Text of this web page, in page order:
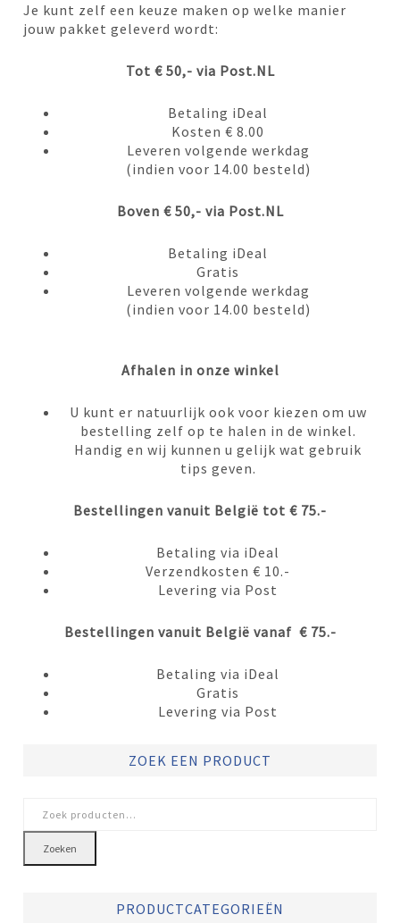
Je kunt zelf een keuze maken op welke manier
jouw pakket geleverd wordt:
Tot € 50,- via Post.NL
Betaling iDeal
Kosten € 8.00
Leveren volgende werkdag
(indien voor 14.00 besteld)
Boven € 50,- via Post.NL
Betaling iDeal
Gratis
Leveren volgende werkdag
(indien voor 14.00 besteld)
Afhalen in onze winkel
U kunt er natuurlijk ook voor kiezen om uw
bestelling zelf op te halen in de winkel.
Handig en wij kunnen u gelijk wat gebruik
tips geven.
Bestellingen vanuit België tot € 75.-
Betaling via iDeal
Verzendkosten € 10.-
Levering via Post
Bestellingen vanuit België vanaf € 75.-
Betaling via iDeal
Gratis
Levering via Post
ZOEK EEN PRODUCT
naar:
Zoeken
PRODUCTCATEGORIEËN